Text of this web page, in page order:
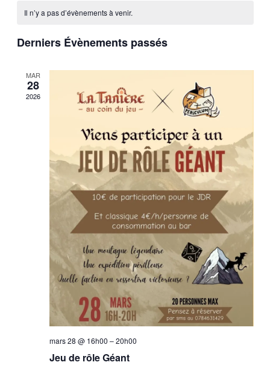
date.
de
Évènements
Il n’y a pas d’évènements à venir.
Derniers Évènements passés
MAR
28
2026
mars 28 @ 16h00 –20h00
Jeu de rôle Géant